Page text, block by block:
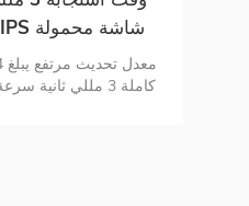
للألعاب